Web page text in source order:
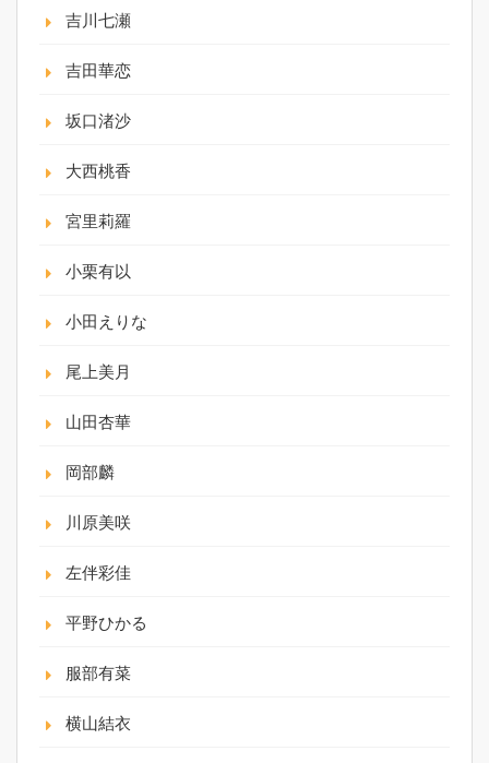
吉川七瀬
吉田華恋
坂口渚沙
大西桃香
宮里莉羅
小栗有以
小田えりな
尾上美月
山田杏華
岡部麟
川原美咲
左伴彩佳
平野ひかる
服部有菜
横山結衣